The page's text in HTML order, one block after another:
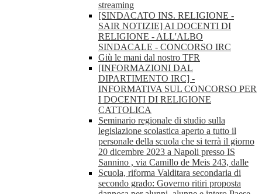
streaming
[SINDACATO INS. RELIGIONE -
SAIR NOTIZIE] AI DOCENTI DI
RELIGIONE - ALL'ALBO
SINDACALE - CONCORSO IRC
Giù le mani dal nostro TFR
[INFORMAZIONI DAL
DIPARTIMENTO IRC] -
INFORMATIVA SUL CONCORSO PER
I DOCENTI DI RELIGIONE
CATTOLICA
Seminario regionale di studio sulla
legislazione scolastica aperto a tutto il
personale della scuola che si terrà il giorno
20 dicembre 2023 a Napoli presso IS
Sannino , via Camillo de Meis 243, dalle
Scuola, riforma Valditara secondaria di
secondo grado: Governo ritiri proposta